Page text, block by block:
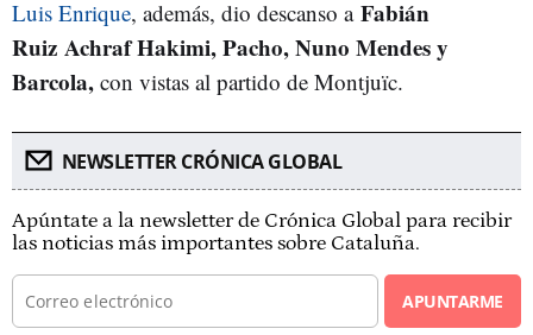
Luis Enrique, además, dio descanso a Fabián
Ruiz Achraf Hakimi, Pacho, Nuno Mendes y
Barcola, con vistas al partido de Montjuïc.
NEWSLETTER CRÓNICA GLOBAL
Apúntate a la newsletter de Crónica Global para recibir
las noticias más importantes sobre Cataluña.
APUNTARME